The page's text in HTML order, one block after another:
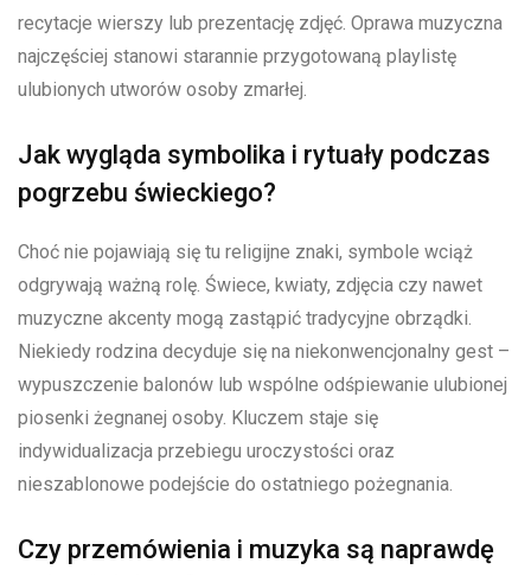
recytacje wierszy lub prezentację zdjęć. Oprawa muzyczna
najczęściej stanowi starannie przygotowaną playlistę
ulubionych utworów osoby zmarłej.
Jak wygląda symbolika i rytuały podczas
pogrzebu świeckiego?
Choć nie pojawiają się tu religijne znaki, symbole wciąż
odgrywają ważną rolę. Świece, kwiaty, zdjęcia czy nawet
muzyczne akcenty mogą zastąpić tradycyjne obrządki.
Niekiedy rodzina decyduje się na niekonwencjonalny gest –
wypuszczenie balonów lub wspólne odśpiewanie ulubionej
piosenki żegnanej osoby. Kluczem staje się
indywidualizacja przebiegu uroczystości oraz
nieszablonowe podejście do ostatniego pożegnania.
Czy przemówienia i muzyka są naprawdę